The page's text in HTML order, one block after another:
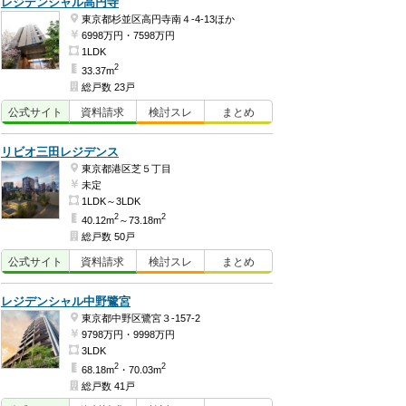
東京都杉並区高円寺南４-4-13ほか
6998万円・7598万円
1LDK
33.37m2
総戸数 23戸
公式サイト 資料請求 検討スレ まとめ
リビオ三田レジデンス
東京都港区芝５丁目
未定
1LDK～3LDK
40.12m2 ～73.18m2
総戸数 50戸
公式サイト 資料請求 検討スレ まとめ
レジデンシャル中野鷺宮
東京都中野区鷺宮３-157-2
9798万円・9998万円
3LDK
68.18m2 ・70.03m2
総戸数 41戸